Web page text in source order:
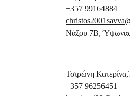
+357 99164884
Νάξου 7Β,
Τσιρώνη
+357 96256451